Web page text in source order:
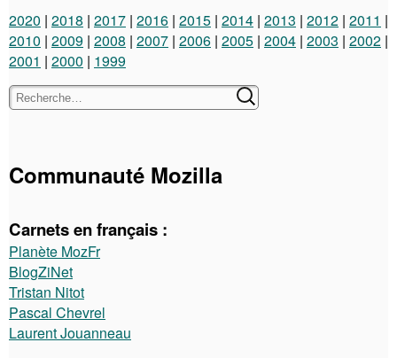
2020 2018 2017 2016 2015 2014 2013 2012 2011
2010 2009 2008 2007 2006 2005 2004 2003 2002
2001
2000 1999
Communauté Mozilla
Carnets en français :
Planète MozFr
BlogZiNet
Tristan Nitot
Pascal Chevrel
Laurent Jouanneau